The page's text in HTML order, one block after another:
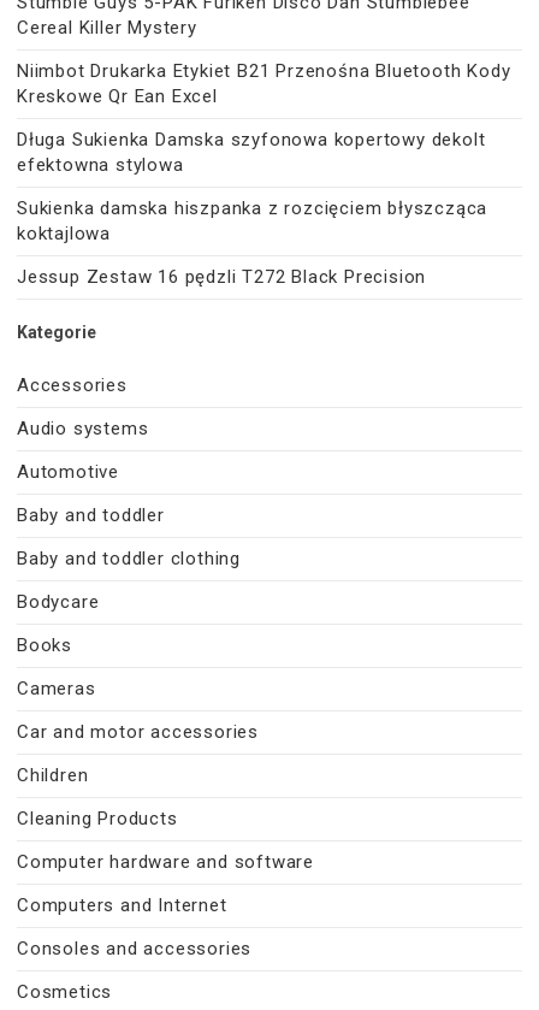
Cereal Killer Mystery
Niimbot Drukarka Etykiet B21 Przenośna Bluetooth Kody
Kreskowe Qr Ean Excel
Długa Sukienka Damska szyfonowa kopertowy dekolt
efektowna stylowa
Sukienka damska hiszpanka z rozcięciem błyszcząca
koktajlowa
Jessup Zestaw 16 pędzli T272 Black Precision
Kategorie
Accessories
Audio systems
Automotive
Baby and toddler
Baby and toddler clothing
Bodycare
Books
Cameras
Car and motor accessories
Children
Cleaning Products
Computer hardware and software
Computers and Internet
Consoles and accessories
Cosmetics